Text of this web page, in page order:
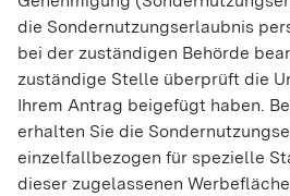
die Sondernutzungserlaubnis
bei der zuständigen Behörde
zuständige Stelle überprüft die
Ihrem Antrag beigefügt haben.
erhalten Sie die
einzelfallbezogen für spezielle
dieser zugelassenen